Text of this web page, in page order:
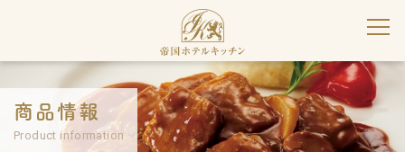
商品情報
Product information